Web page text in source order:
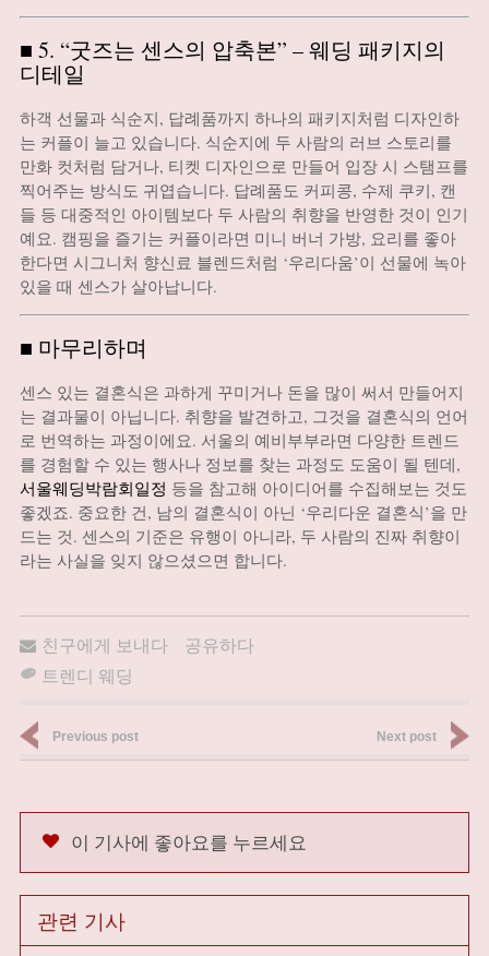
■ 5. “굿즈는 센스의 압축본” – 웨딩 패키지의
디테일
하객 선물과 식순지, 답례품까지 하나의 패키지처럼 디자인하
는 커플이 늘고 있습니다. 식순지에 두 사람의 러브 스토리를
만화 컷처럼 담거나, 티켓 디자인으로 만들어 입장 시 스탬프를
찍어주는 방식도 귀엽습니다. 답례품도 커피콩, 수제 쿠키, 캔
들 등 대중적인 아이템보다 두 사람의 취향을 반영한 것이 인기
예요. 캠핑을 즐기는 커플이라면 미니 버너 가방, 요리를 좋아
한다면 시그니처 향신료 블렌드처럼 ‘우리다움’이 선물에 녹아
있을 때 센스가 살아납니다.
■ 마무리하며
센스 있는 결혼식은 과하게 꾸미거나 돈을 많이 써서 만들어지
는 결과물이 아닙니다. 취향을 발견하고, 그것을 결혼식의 언어
로 번역하는 과정이에요. 서울의 예비부부라면 다양한 트렌드
를 경험할 수 있는 행사나 정보를 찾는 과정도 도움이 될 텐데,
서울웨딩박람회일정 등을 참고해 아이디어를 수집해보는 것도
좋겠죠. 중요한 건, 남의 결혼식이 아닌 ‘우리다운 결혼식’을 만
드는 것. 센스의 기준은 유행이 아니라, 두 사람의 진짜 취향이
라는 사실을 잊지 않으셨으면 합니다.
친구에게 보내다
공유하다
트렌디 웨딩
Previous post Next post
이 기사에 좋아요를 누르세요
관련 기사